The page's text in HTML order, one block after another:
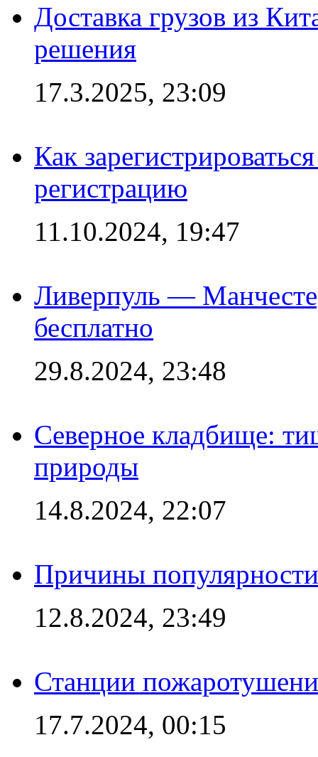
Доставка грузов из
решения
17.3.2025, 23:09
Как
регистрацию
11.10.2024, 19:47
Ливерпуль —
бесплатно
29.8.2024, 23:48
Северное кладбище:
природы
14.8.2024, 22:07
Причины
12.8.2024, 23:49
Станции
17.7.2024, 00:15